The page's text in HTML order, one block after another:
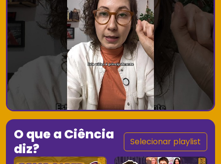
O que a Ciência
diz?
Selecionar playlist